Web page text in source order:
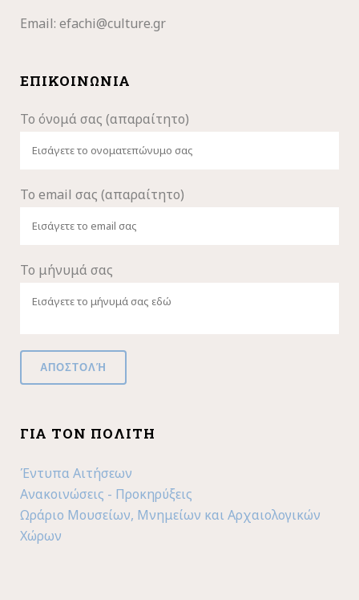
Email: efachi@culture.gr
ΕΠΙΚΟΙΝΩΝΊΑ
Το όνομά σας (απαραίτητο)
Το email σας (απαραίτητο)
Το μήνυμά σας
ΓΙΑ ΤΟΝ ΠΟΛΊΤΗ
Έντυπα Αιτήσεων
Ανακοινώσεις - Προκηρύξεις
Ωράριο Μουσείων, Μνημείων και Αρχαιολογικών
Χώρων